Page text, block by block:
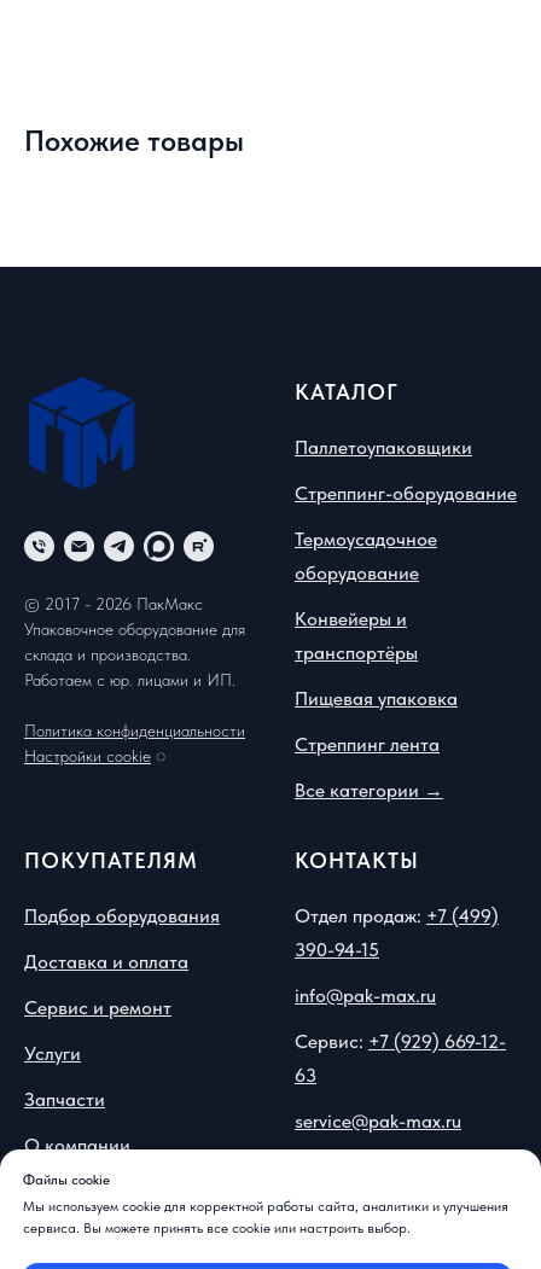
Похожие товары
Файлы cookie
Мы используем cookie для корректной работы сайта, аналитики и улучшения
сервиса. Вы можете принять все cookie или настроить выбор.
© 2017 - 2026 ПакМакс
Упаковочное оборудование для
склада и производства.
Работаем с юр. лицами и ИП.
Политика конфиденциальности
Настройки cookie ◌
КАТАЛОГ
Паллетоупаковщики
Стреппинг-оборудование
Термоусадочное
оборудование
Конвейеры и
транспортёры
Пищевая упаковка
Стреппинг лента
Все категории →
ПОКУПАТЕЛЯМ
Подбор оборудования
Доставка и оплата
Сервис и ремонт
Услуги
Запчасти
О компании
Вопрос-ответ
КОНТАКТЫ
Отдел продаж: +7 (499)
390-94-15
info@pak-max.ru
Сервис: +7 (929) 669-12-
63
service@pak-max.ru
Островитянова, 9